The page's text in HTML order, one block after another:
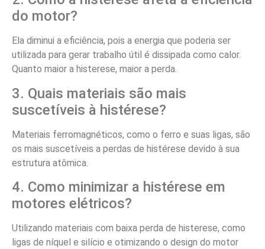
do motor?
Ela diminui a eficiência, pois a energia que poderia ser
utilizada para gerar trabalho útil é dissipada como calor.
Quanto maior a histerese, maior a perda.
3. Quais materiais são mais
suscetíveis à histérese?
Materiais ferromagnéticos, como o ferro e suas ligas, são
os mais suscetíveis a perdas de histérese devido à sua
estrutura atômica.
4. Como minimizar a histérese em
motores elétricos?
Utilizando materiais com baixa perda de histerese, como
ligas de níquel e silício e otimizando o design do motor